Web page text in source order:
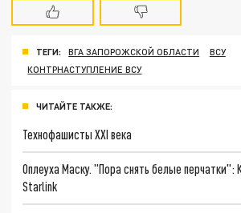
ТЕГИ: ВГА ЗАПОРОЖСКОЙ ОБЛАСТИ
ВСУ
КОНТРНАСТУПЛЕНИЕ ВСУ
ЧИТАЙТЕ ТАКЖЕ:
Технофашисты XXI века
Оплеуха Маску. "Пора снять белые перчатки":
Starlink